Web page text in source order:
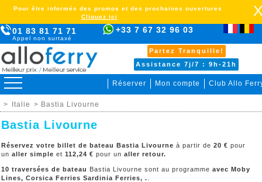
01 83 81 71 71
Appel non surtaxé
+33 7 67 32 96 03
Partez Tranquille!
Assistance 7j/7 : 9h-21h
Réserver Mon compte Club Allo
Pour être informés des promos et des prochaines ouvertures
Cliquez ici
> Italie > Bastia Livourne
Bastia Livourne
Réservez votre billet de bateau Bastia Livourne à partir de 20 € pour
un aller simple et 112,24 € pour un aller retour.
10 traversées de bateau Bastia Livourne sont au programme avec Moby
Lines, Corsica Ferries Sardinia Ferries, .